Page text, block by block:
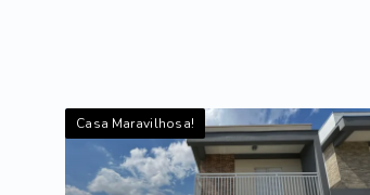
Casa Maravilhosa!